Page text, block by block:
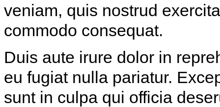
veniam, quis nostrud
commodo consequat.
Duis aute irure dolor in
eu fugiat nulla pariatur.
sunt in culpa qui officia